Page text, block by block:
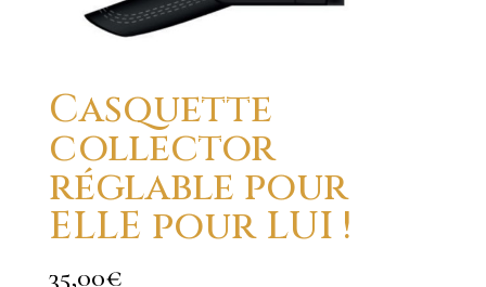
Casquette
collector
réglable pour
ELLE pour LUI !
35,00€